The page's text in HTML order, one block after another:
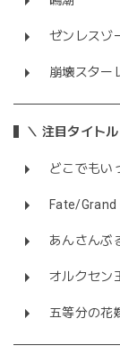
ゼンレスゾ
崩壊スター
＼ 注目タイトル
どこでもい
Fate/Grand
あんさんぶ
オルクセン
五等分の花